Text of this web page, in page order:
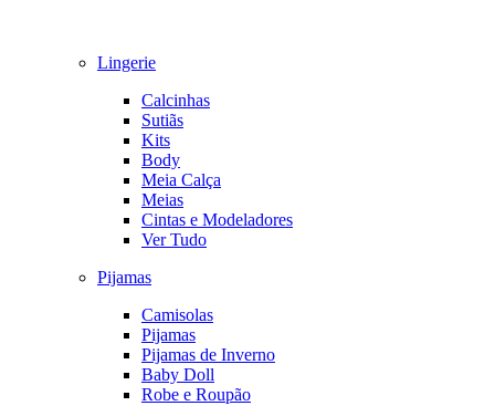
Lingerie
Calcinhas
Sutiãs
Kits
Body
Meia Calça
Meias
Cintas e Modeladores
Ver Tudo
Pijamas
Camisolas
Pijamas
Pijamas de Inverno
Baby Doll
Robe e Roupão